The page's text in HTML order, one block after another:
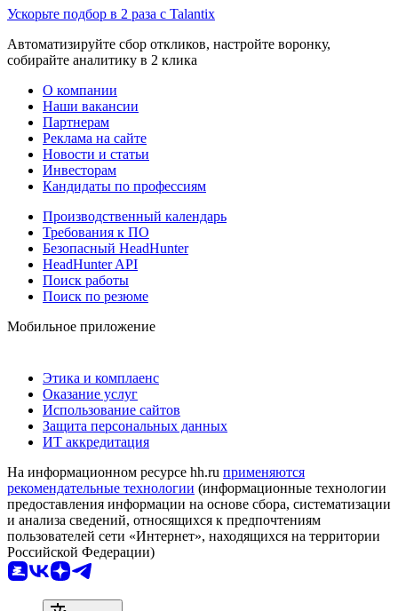
Ускорьте подбор в 2 раза с Talantix
Автоматизируйте сбор откликов, настройте воронку,
собирайте аналитику в 2 клика
О компании
Наши вакансии
Партнерам
Реклама на сайте
Новости и статьи
Инвесторам
Кандидаты по профессиям
Производственный календарь
Требования к ПО
Безопасный HeadHunter
HeadHunter API
Поиск работы
Поиск по резюме
Мобильное приложение
Этика и комплаенс
Оказание услуг
Использование сайтов
Защита персональных данных
ИТ аккредитация
На информационном ресурсе hh.ru применяются
рекомендательные технологии (информационные технологии
предоставления информации на основе сбора, систематизации
и анализа сведений, относящихся к предпочтениям
пользователей сети «Интернет», находящихся на территории
Российской Федерации)